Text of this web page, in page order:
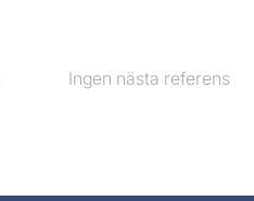
Nästa
Ingen nästa referens